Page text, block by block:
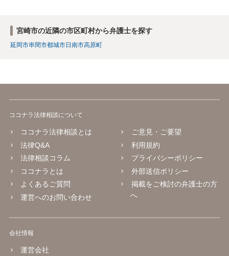
宮崎市の近隣の市区町村から弁護士を探す
延岡市串間市都城市日南市高原町
ココナラ法律相談について
ココナラ法律相談とは
法律Q&A
法律相談コラム
ココナラとは
よくあるご質問
運営へのお問い合わせ
ご意見・ご要望
利用規約
プライバシーポリシー
外部送信ポリシー
掲載をご検討の弁護士の方
へ
会社情報
運営会社